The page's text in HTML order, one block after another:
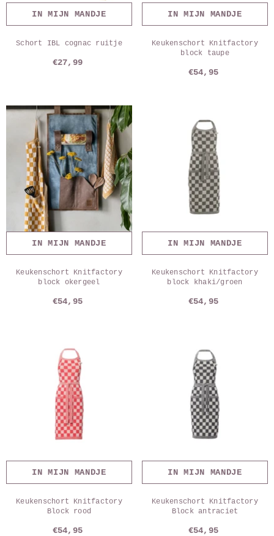
IN MIJN MANDJE
Schort IBL cognac ruitje
€27,99
IN MIJN MANDJE
Keukenschort Knitfactory
block taupe
€54,95
IN MIJN MANDJE
Keukenschort Knitfactory
block okergeel
€54,95
IN MIJN MANDJE
Keukenschort Knitfactory
block khaki/groen
€54,95
IN MIJN MANDJE
Keukenschort Knitfactory
Block rood
€54,95
IN MIJN MANDJE
Keukenschort Knitfactory
Block antraciet
€54,95